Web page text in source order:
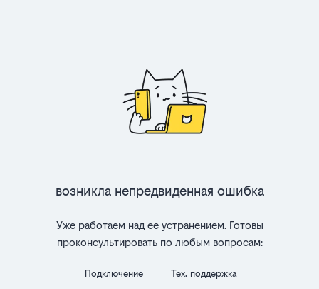
Возникла непредвиденная ошибка
Уже работаем над ее устранением. Готовы
проконсультировать по любым вопросам:
Подключение Тех. поддержка